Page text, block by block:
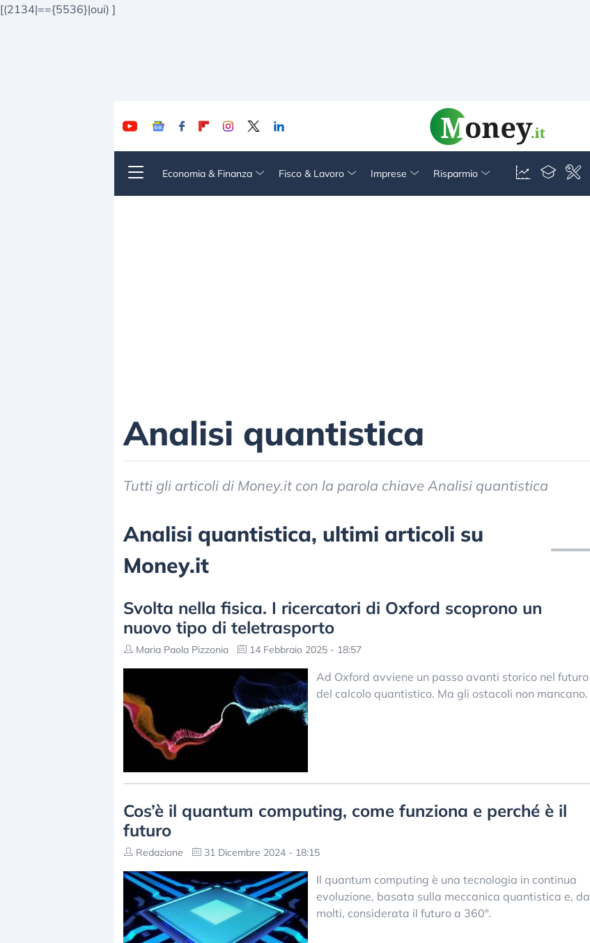
[(2134|=={5536}|oui) ]
Economia & Finanza Fisco & Lavoro Imprese Risparmio
Analisi quantistica
Tutti gli articoli di Money.it con la parola chiave Analisi quantistica
Analisi quantistica, ultimi articoli su
Money.it
Svolta nella fisica. I ricercatori di Oxford scoprono un
nuovo tipo di teletrasporto
Maria Paola Pizzonia 14 Febbraio 2025 - 18:57
Ad Oxford avviene un passo avanti storico nel futuro
del calcolo quantistico. Ma gli ostacoli non mancano.
Cos’è il quantum computing, come funziona e perché è il
futuro
Redazione 31 Dicembre 2024 - 18:15
Il quantum computing è una tecnologia in continua
evoluzione, basata sulla meccanica quantistica e, da
molti, considerata il futuro a 360°.